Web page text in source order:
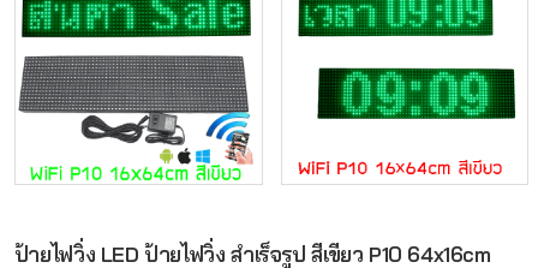
ป้ายไฟวิ่ง LED ป้ายไฟวิ่ง สำเร็จรูป สีเขียว P10 64x16cm